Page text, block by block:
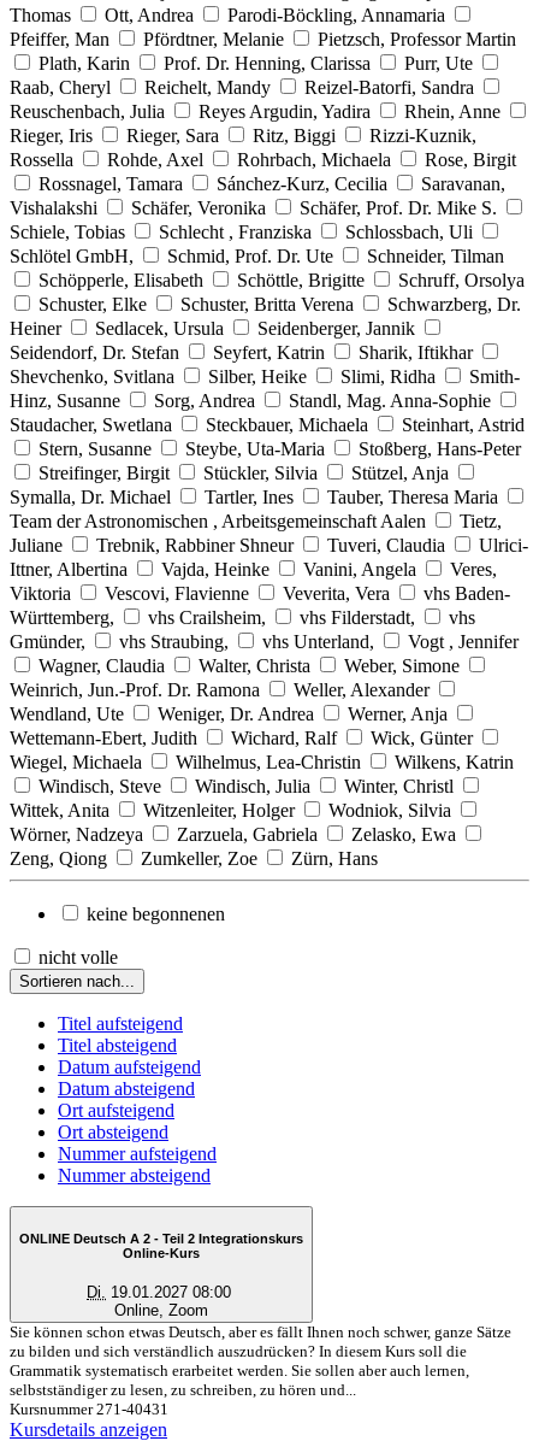
Thomas
Ott, Andrea
Parodi-Böckling, Annamaria
Pfeiffer, Man
Pfördtner, Melanie
Pietzsch, Professor Martin
Plath, Karin
Prof. Dr. Henning, Clarissa
Purr, Ute
Raab, Cheryl
Reichelt, Mandy
Reizel-Batorfi, Sandra
Reuschenbach, Julia
Reyes Argudin, Yadira
Rhein, Anne
Rieger, Iris
Rieger, Sara Ritz, Biggi
Rizzi-Kuznik,
Rossella
Rohde, Axel Rohrbach, Michaela
Rose, Birgit
Rossnagel, Tamara
Sánchez-Kurz, Cecilia
Saravanan,
Vishalakshi
Schäfer, Veronika
Schäfer, Prof. Dr. Mike S.
Schiele, Tobias
Schlecht , Franziska
Schlossbach, Uli
Schlötel GmbH,
Schmid, Prof. Dr. Ute
Schneider, Tilman
Schöpperle, Elisabeth
Schöttle, Brigitte
Schruff, Orsolya
Schuster, Elke
Schuster, Britta Verena
Schwarzberg, Dr.
Heiner
Sedlacek, Ursula
Seidenberger, Jannik
Seidendorf, Dr. Stefan
Seyfert, Katrin
Sharik, Iftikhar
Shevchenko, Svitlana
Silber, Heike Slimi, Ridha
Smith-
Hinz, Susanne
Sorg, Andrea
Standl, Mag. Anna-Sophie
Staudacher, Swetlana
Steckbauer, Michaela
Steinhart, Astrid
Stern, Susanne
Steybe, Uta-Maria
Stoßberg, Hans-Peter
Streifinger, Birgit
Stückler, Silvia
Stützel, Anja
Symalla, Dr. Michael
Tartler, Ines
Tauber, Theresa Maria
Team der Astronomischen , Arbeitsgemeinschaft Aalen
Tietz,
Juliane
Trebnik, Rabbiner Shneur Tuveri, Claudia
Ulrici-
Ittner, Albertina
Vajda, Heinke Vanini, Angela
Veres,
Viktoria
Vescovi, Flavienne Veverita, Vera
vhs Baden-
Württemberg,
vhs Crailsheim, vhs Filderstadt,
vhs
Gmünder,
vhs Straubing, vhs Unterland,
Vogt , Jennifer
Wagner, Claudia
Walter, Christa
Weber, Simone
Weinrich, Jun.-Prof. Dr. Ramona
Weller, Alexander
Wendland, Ute
Weniger, Dr. Andrea
Werner, Anja
Wettemann-Ebert, Judith
Wichard, Ralf
Wick, Günter
Wiegel, Michaela
Wilhelmus, Lea-Christin
Wilkens, Katrin
Windisch, Steve
Windisch, Julia
Winter, Christl
Wittek, Anita
Witzenleiter, Holger
Wodniok, Silvia
Wörner, Nadzeya
Zarzuela, Gabriela
Zelasko, Ewa
Zeng, Qiong
Zumkeller, Zoe Zürn, Hans
keine begonnenen
nicht volle
Sortieren nach...
Titel aufsteigend
Titel absteigend
Datum aufsteigend
Datum absteigend
Ort aufsteigend
Ort absteigend
Nummer aufsteigend
Nummer absteigend
ONLINE Deutsch A 2 - Teil 2 Integrationskurs
Online-Kurs
Di.
19.01.2027 08:00
Online, Zoom
Sie können schon etwas Deutsch, aber es fällt Ihnen noch schwer, ganze Sätze
zu bilden und sich verständlich auszudrücken? In diesem Kurs soll die
Grammatik systematisch erarbeitet werden. Sie sollen aber auch lernen,
selbstständiger zu lesen, zu schreiben, zu hören und...
Kursnummer 271-40431
Kursdetails anzeigen